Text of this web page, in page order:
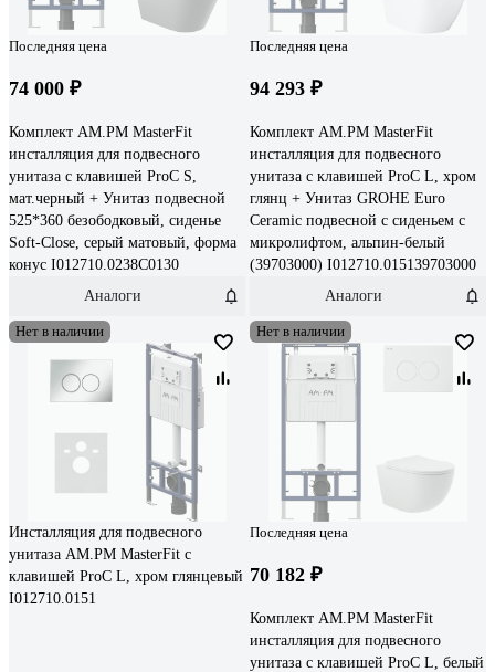
Последняя цена
74 000 ₽
Комплект AM.PM MasterFit
инсталляция для подвесного
унитаза с клавишей ProC S,
мат.черный + Унитаз подвесной
525*360 безободковый, сиденье
Soft-Close, серый матовый, форма
конус I012710.0238C0130
Аналоги
Последняя цена
94 293 ₽
Комплект AM.PM MasterFit
инсталляция для подвесного
унитаза с клавишей ProC L, хром
глянц + Унитаз GROHE Euro
Ceramic подвесной с сиденьем с
микролифтом, альпин-белый
(39703000) I012710.015139703000
Аналоги
Нет в наличии
Инсталляция для подвесного
унитаза AM.PM MasterFit с
клавишей ProC L, хром глянцевый
I012710.0151
Нет в наличии
Последняя цена
70 182 ₽
Комплект AM.PM MasterFit
инсталляция для подвесного
унитаза с клавишей ProC L, белый